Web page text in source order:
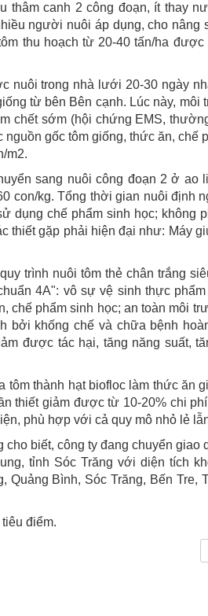
thâm canh 2 công đoạn, ít thay
người nuôi áp dụng, cho nâng
thu hoạch từ 20-40 tấn/ha được
nuôi trong nhà lưới 20-30 ngày
từ bên Bên cạnh. Lúc này, môi
chết sớm (hội chứng EMS,
gốc tôm giống, thức ăn, chế
m2.
sang nuôi công đoạn 2 ở ao
con/kg. Tổng thời gian nuôi định
dụng chế phẩm sinh học; không
thiết gặp phải hiện đại như: Máy
trình nuôi tôm thẻ chân trắng
4A": vô sự vệ sinh thực
chế phẩm sinh học; an toàn môi
bởi khống chế và chữa bệnh
được tác hại, tăng năng suất,
tôm thành hạt biofloc làm thức ăn
thiết giảm được từ 10-20% chi
phù hợp với cả quy mô nhỏ lẻ
biết, công ty đang chuyển giao
tỉnh Sóc Trăng với diện tích
Bình, Sóc Trăng, Bến Tre,
điểm.